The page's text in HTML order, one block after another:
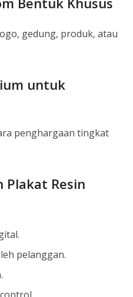
gedung, produk, atau
untuk
penghargaan tingkat
Plakat Resin
pelanggan.